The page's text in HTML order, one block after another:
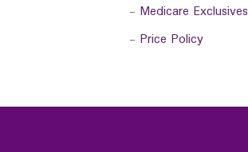
- Medicare Exclusives
- Price Policy